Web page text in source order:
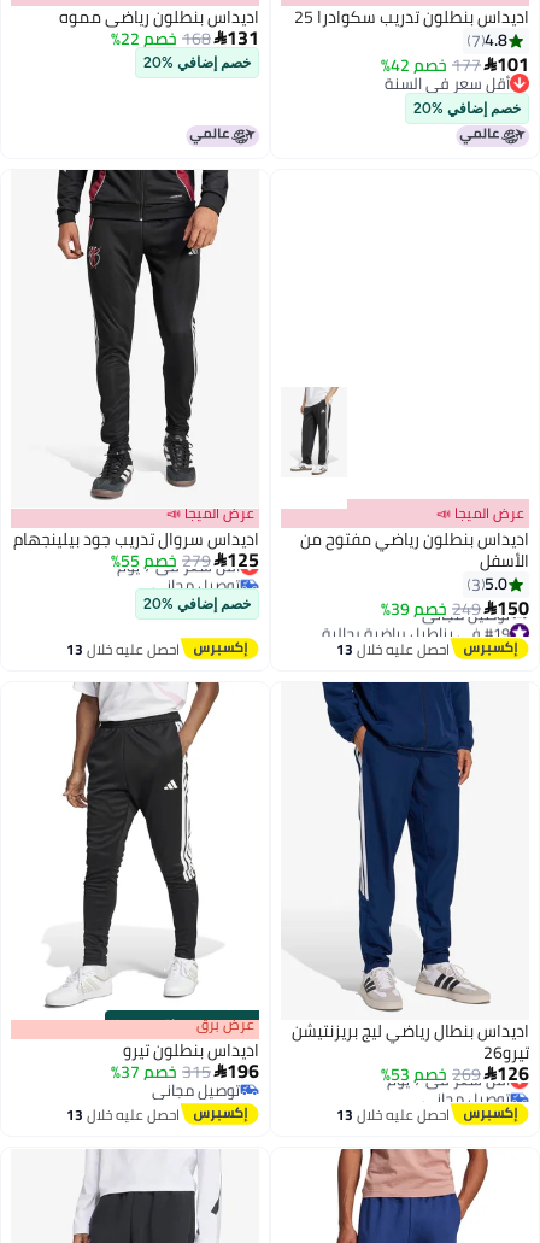
بنطلون تدريب سكوادرا 25
7
177خصم 42%
سعر في السنة
سعر في السنة
%20
اديداس بنطلون رياضي مموه
168خصم 22%
خصم إضافي %20
📣
بنطلون رياضي مفتوح من
3
249خصم 39%
سعر في السنة
مجاني
احصل عليه خلال13
اغسطس
عرض الميجا 📣
اديداس سروال تدريب جود بيلينجهام
125
279خصم 55%
أقل سعر في 7 يوم
توصيل مجاني
أقل سعر في 7 يوم
خصم إضافي %20
احصل عليه خلال13
اغسطس
بنطال رياضي ليج بريزنتيشن
269خصم 53%
في 7 يوم
مجاني
في 7 يوم
احصل عليه خلال13
اغسطس
00m
·باقي 100% عرض برق
اديداس بنطلون تيرو
315خصم 37%
توصيل مجاني
توصيل مجانياحصل عليه خلال13
اغسطس